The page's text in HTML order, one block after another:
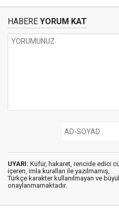
HABERE YORUM KAT
UYARI: Küfür, hakaret, rencide edici
içeren, imla kuralları ile yazılmamış,
Türkçe karakter kullanılmayan ve
onaylanmamaktadır.